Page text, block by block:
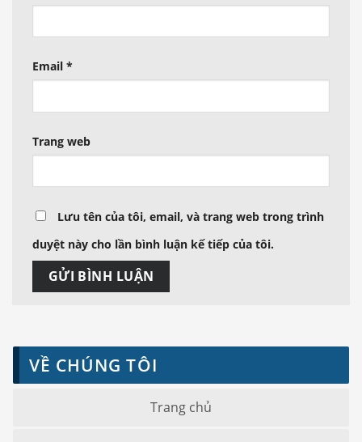
Email *
Trang web
Lưu tên của tôi, email, và trang web trong trình
duyệt này cho lần bình luận kế tiếp của tôi.
VỀ CHÚNG TÔI
Trang chủ